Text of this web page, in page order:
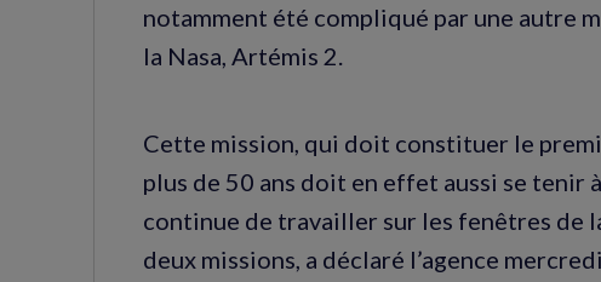
notamment été compliqué par une autre
la Nasa, Artémis 2.
Cette mission, qui doit constituer le
plus de 50 ans doit en effet aussi se tenir
continue de travailler sur les fenêtres de
deux missions, a déclaré l’agence mercredi.